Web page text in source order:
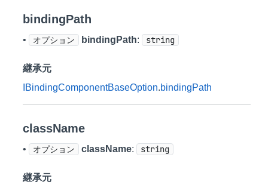
bindingPath
• オプション bindingPath: string
継承元
IBindingComponentBaseOption.bindingPath
className
• オプション className: string
継承元